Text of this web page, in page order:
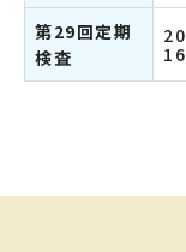
第29回定期
検査